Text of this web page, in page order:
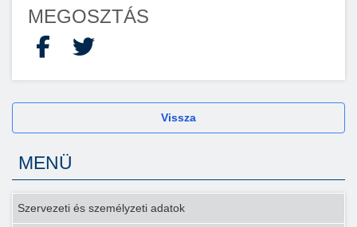
MEGOSZTÁS
Facebook
X
Vissza
MENÜ
Szervezeti és személyzeti adatok